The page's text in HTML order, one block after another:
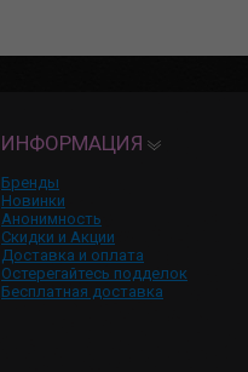
ИНФОРМАЦИЯ
Бренды
Новинки
Анонимность
Скидки и Акции
Доставка и оплата
Остерегайтесь подделок
Бесплатная доставка